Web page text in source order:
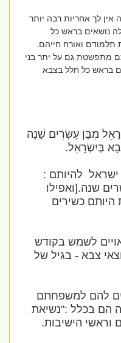
לך אחריות רבה יותר
בראש כל
ואורח חייהם.
מתפשטת גם על יתר בני
כל חלל בצבא
מִבֶּן עֶשְׂרִים שָׁנָה
בְּיִשְׂרָאֵל.
להיותם :
שנה.[ואפילו
כשירים
לשמש בקודש
צבא - בגיל של
להם למשפחתם
הם בכלל :"נשיאת
הישיבות.